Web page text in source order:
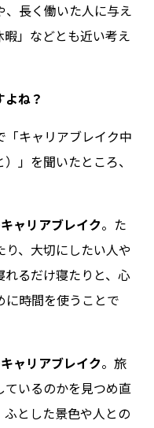
、長く働いた人に与え
」などとも近い考え
ね？
「キャリアブレイク中
」を聞いたところ、
ャリアブレイク。た
り、大切にしたい人や
るだけ寝たりと、心
時間を使うことで
ャリアブレイク。旅
ているのかを見つめ直
とした景色や人との